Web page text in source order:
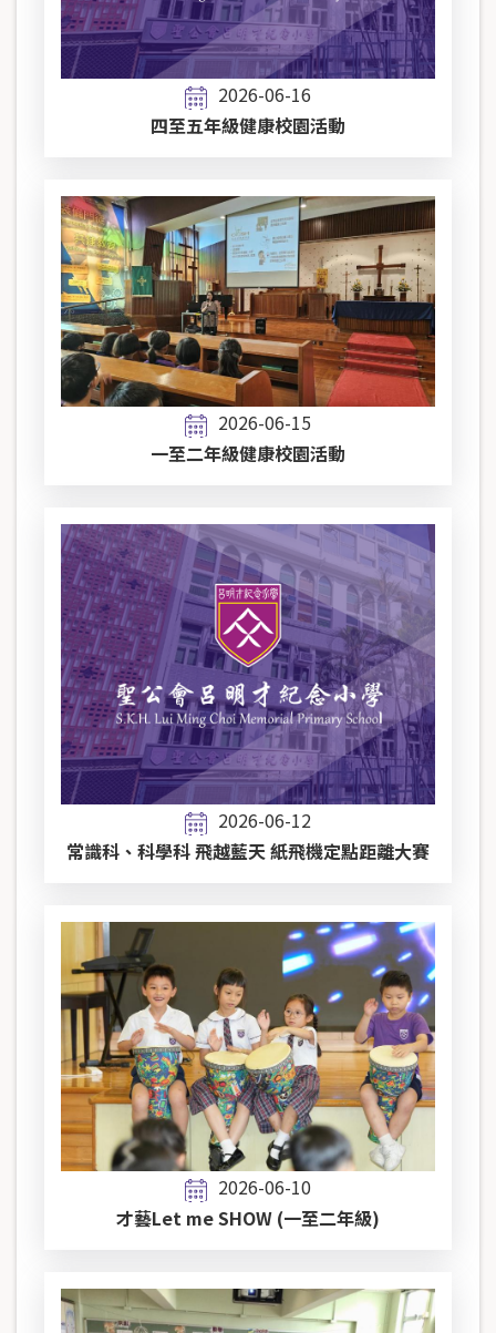
2026-06-16
四至五年級健康校園活動
2026-06-15
一至二年級健康校園活動
2026-06-12
常識科、科學科 飛越藍天 紙飛機定點距離大賽
2026-06-10
才藝Let me SHOW (一至二年級)